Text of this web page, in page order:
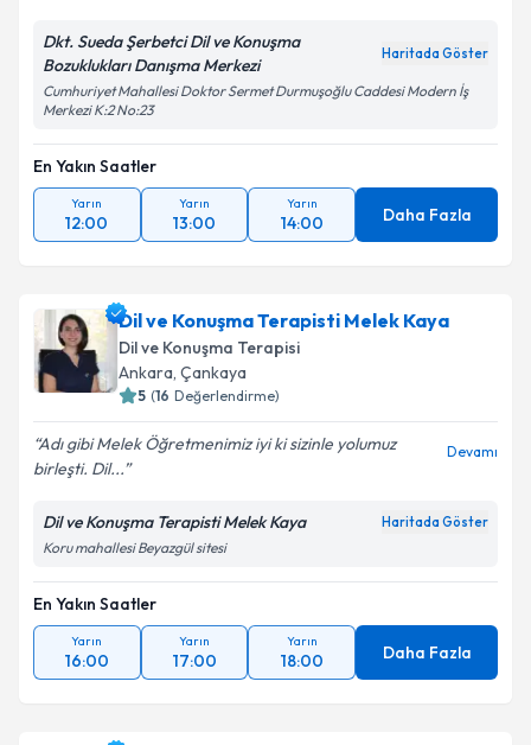
Dkt. Sueda Şerbetci Dil ve Konuşma
Bozuklukları Danışma Merkezi
Haritada Göster
Cumhuriyet Mahallesi Doktor Sermet Durmuşoğlu Caddesi Modern İş
Merkezi K:2 No:23
En Yakın Saatler
Yarın
12:00
Yarın
13:00
Yarın
14:00 Daha Fazla
Dil ve Konuşma Terapisti Melek Kaya
Dil ve Konuşma Terapisi
Ankara, Çankaya
5 (16 Değerlendirme)
Adı gibi Melek Öğretmenimiz iyi ki sizinle yolumuz
birleşti. Dil...
Devamı
Dil ve Konuşma Terapisti Melek Kaya Haritada Göster
Koru mahallesi Beyazgül sitesi
En Yakın Saatler
Yarın
16:00
Yarın
17:00
Yarın
18:00 Daha Fazla